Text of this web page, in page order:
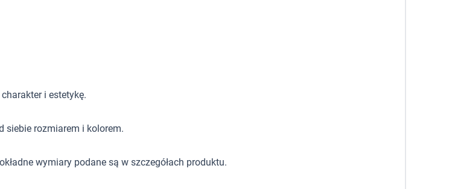
i estetykę.
siebie rozmiarem i kolorem.
wymiary podane są w szczegółach produktu.